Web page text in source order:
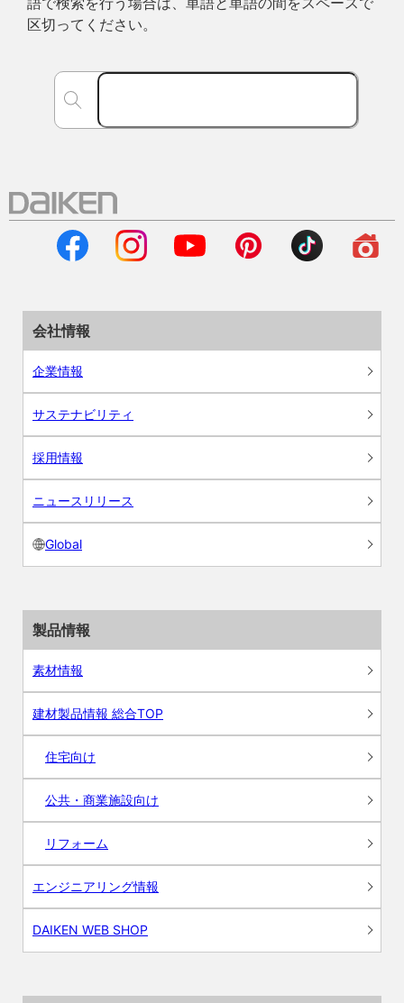
区切ってください。
会社情報
企業情報
サステナビリティ
採用情報
ニュースリリース
Global
製品情報
素材情報
建材製品情報 総合TOP
住宅向け
公共・商業施設向け
リフォーム
エンジニアリング情報
DAIKEN WEB SHOP